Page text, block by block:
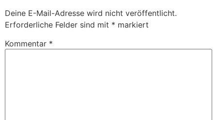
Deine E-Mail-Adresse wird nicht veröffentlicht.
Erforderliche Felder sind mit * markiert
Kommentar *